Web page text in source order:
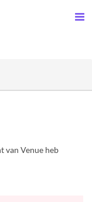
van Venue heb